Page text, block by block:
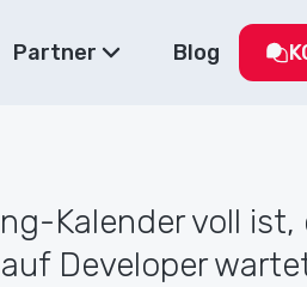
Partner Blog
Kalender voll ist,
Developer